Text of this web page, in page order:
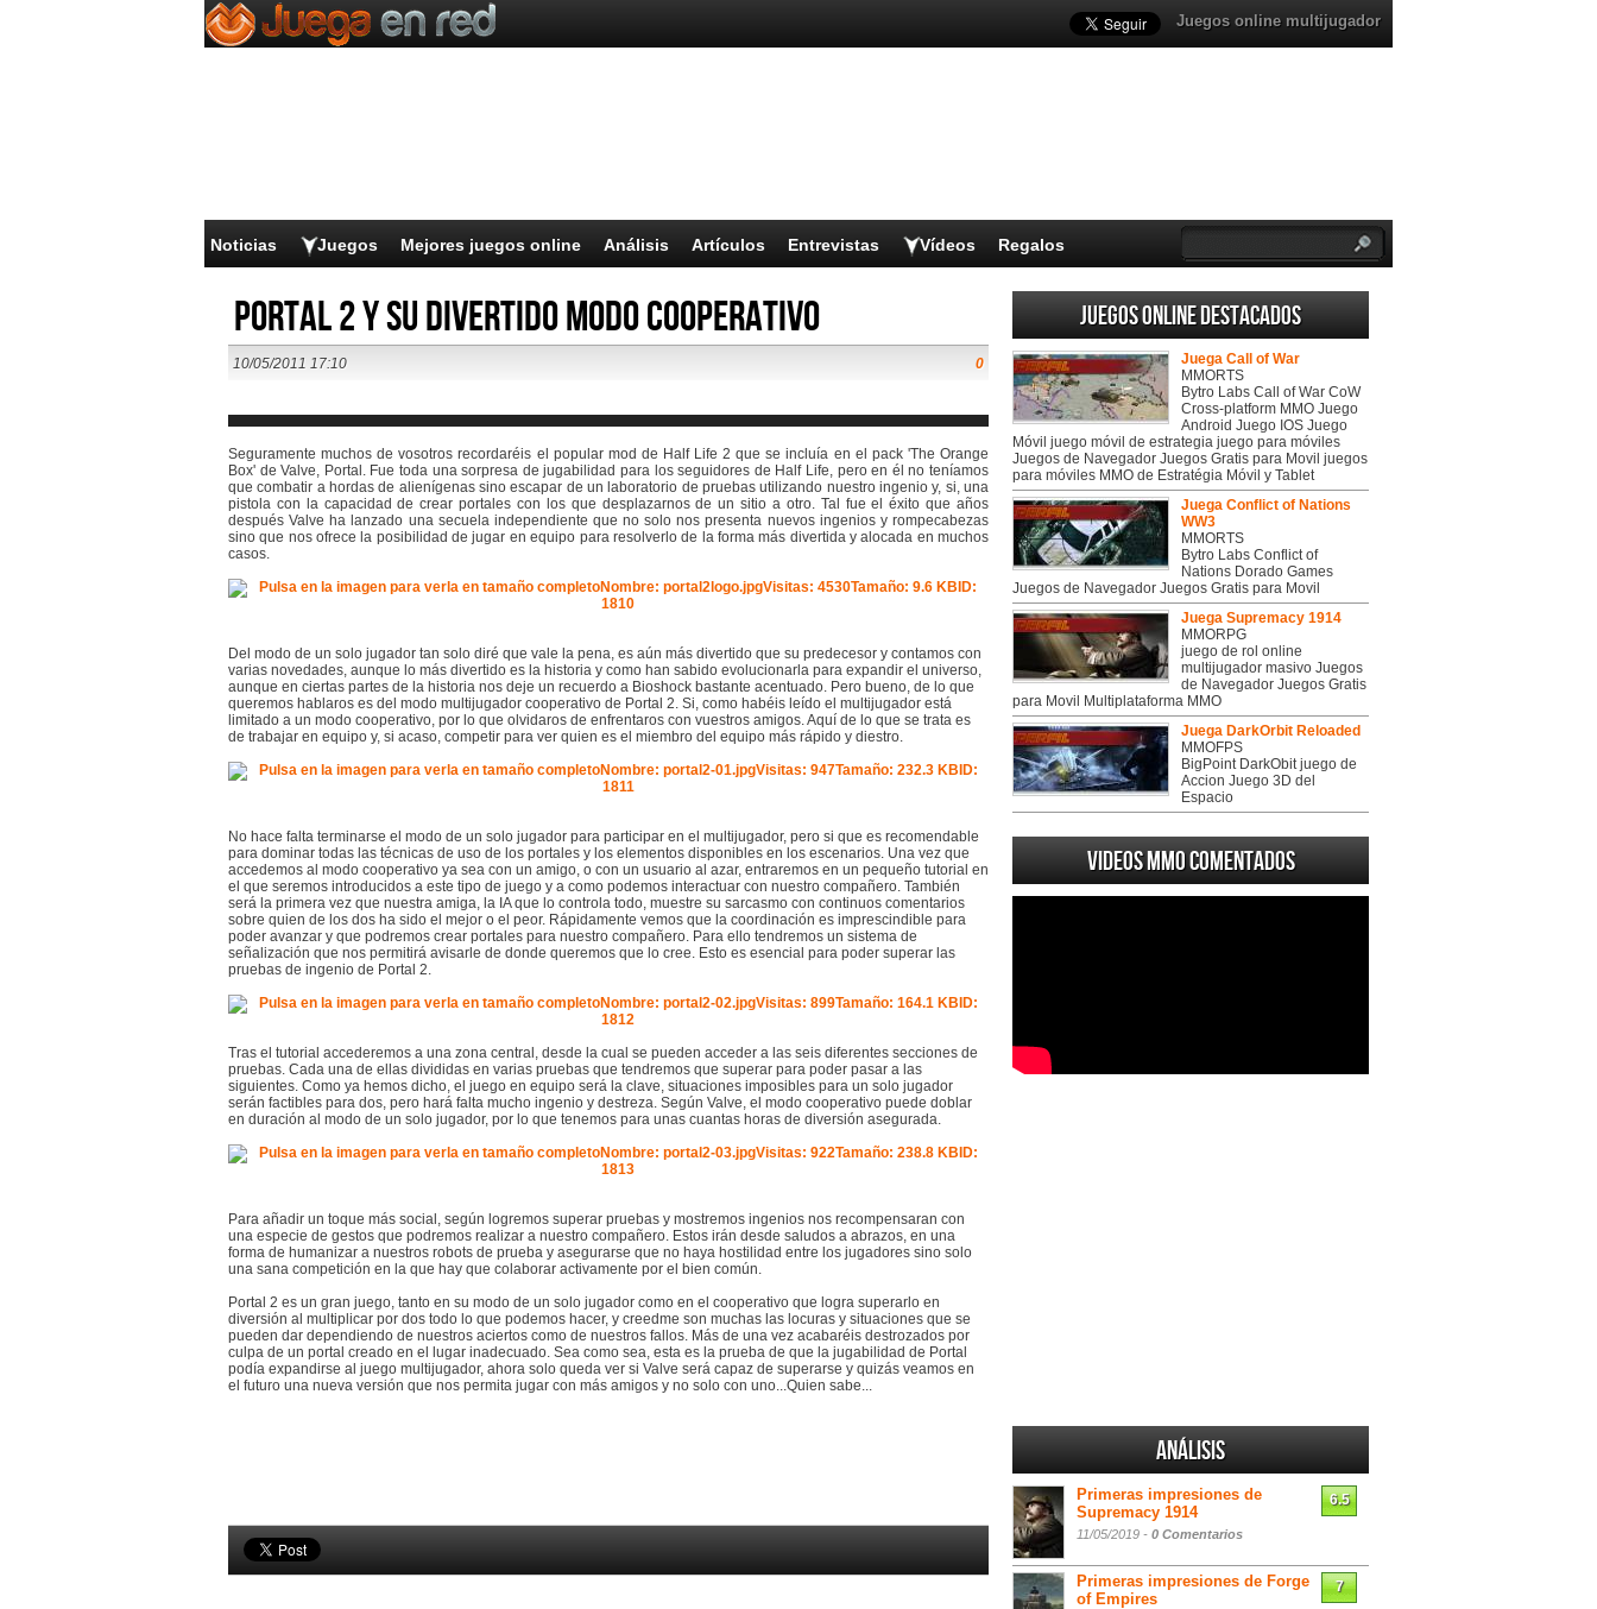
Juegos online multijugador
Noticias Juegos Mejores juegos online Análisis Artículos Entrevistas Vídeos Regalos
Portal 2 y su divertido modo cooperativo
10/05/2011 17:10 0
Seguramente muchos de vosotros recordaréis el popular mod de Half Life 2 que se incluía en el pack 'The Orange
Box' de Valve, Portal. Fue toda una sorpresa de jugabilidad para los seguidores de Half Life, pero en él no teníamos
que combatir a hordas de alienígenas sino escapar de un laboratorio de pruebas utilizando nuestro ingenio y, si, una
pistola con la capacidad de crear portales con los que desplazarnos de un sitio a otro. Tal fue el éxito que años
después Valve ha lanzado una secuela independiente que no solo nos presenta nuevos ingenios y rompecabezas
sino que nos ofrece la posibilidad de jugar en equipo para resolverlo de la forma más divertida y alocada en muchos
casos.
Del modo de un solo jugador tan solo diré que vale la pena, es aún más divertido que su predecesor y contamos con
varias novedades, aunque lo más divertido es la historia y como han sabido evolucionarla para expandir el universo,
aunque en ciertas partes de la historia nos deje un recuerdo a Bioshock bastante acentuado. Pero bueno, de lo que
queremos hablaros es del modo multijugador cooperativo de Portal 2. Si, como habéis leído el multijugador está
limitado a un modo cooperativo, por lo que olvidaros de enfrentaros con vuestros amigos. Aquí de lo que se trata es
de trabajar en equipo y, si acaso, competir para ver quien es el miembro del equipo más rápido y diestro.
No hace falta terminarse el modo de un solo jugador para participar en el multijugador, pero si que es recomendable
para dominar todas las técnicas de uso de los portales y los elementos disponibles en los escenarios. Una vez que
accedemos al modo cooperativo ya sea con un amigo, o con un usuario al azar, entraremos en un pequeño tutorial en
el que seremos introducidos a este tipo de juego y a como podemos interactuar con nuestro compañero. También
será la primera vez que nuestra amiga, la IA que lo controla todo, muestre su sarcasmo con continuos comentarios
sobre quien de los dos ha sido el mejor o el peor. Rápidamente vemos que la coordinación es imprescindible para
poder avanzar y que podremos crear portales para nuestro compañero. Para ello tendremos un sistema de
señalización que nos permitirá avisarle de donde queremos que lo cree. Esto es esencial para poder superar las
pruebas de ingenio de Portal 2.
Tras el tutorial accederemos a una zona central, desde la cual se pueden acceder a las seis diferentes secciones de
pruebas. Cada una de ellas divididas en varias pruebas que tendremos que superar para poder pasar a las
siguientes. Como ya hemos dicho, el juego en equipo será la clave, situaciones imposibles para un solo jugador
serán factibles para dos, pero hará falta mucho ingenio y destreza. Según Valve, el modo cooperativo puede doblar
en duración al modo de un solo jugador, por lo que tenemos para unas cuantas horas de diversión asegurada.
Para añadir un toque más social, según logremos superar pruebas y mostremos ingenios nos recompensaran con
una especie de gestos que podremos realizar a nuestro compañero. Estos irán desde saludos a abrazos, en una
forma de humanizar a nuestros robots de prueba y asegurarse que no haya hostilidad entre los jugadores sino solo
una sana competición en la que hay que colaborar activamente por el bien común.
Portal 2 es un gran juego, tanto en su modo de un solo jugador como en el cooperativo que logra superarlo en
diversión al multiplicar por dos todo lo que podemos hacer, y creedme son muchas las locuras y situaciones que se
pueden dar dependiendo de nuestros aciertos como de nuestros fallos. Más de una vez acabaréis destrozados por
culpa de un portal creado en el lugar inadecuado. Sea como sea, esta es la prueba de que la jugabilidad de Portal
podía expandirse al juego multijugador, ahora solo queda ver si Valve será capaz de superarse y quizás veamos en
el futuro una nueva versión que nos permita jugar con más amigos y no solo con uno...Quien sabe...
Juegos online destacados
Juega Call of War
MMORTS
Bytro Labs Call of War CoW
Cross-platform MMO Juego
Android Juego IOS Juego
Móvil juego móvil de estrategia juego para móviles
Juegos de Navegador Juegos Gratis para Movil juegos
para móviles MMO de Estratégia Móvil y Tablet
Juega Conflict of Nations
WW3
MMORTS
Bytro Labs Conflict of
Nations Dorado Games
Juegos de Navegador Juegos Gratis para Movil
Juega Supremacy 1914
MMORPG
juego de rol online
multijugador masivo Juegos
de Navegador Juegos Gratis
para Movil Multiplataforma MMO
Juega DarkOrbit Reloaded
MMOFPS
BigPoint DarkObit juego de
Accion Juego 3D del
Espacio
Videos MMO Comentados
Análisis
Primeras impresiones de
Supremacy 1914
11/05/2019 - 0 Comentarios
6.5
Primeras impresiones de Forge
of Empires
7